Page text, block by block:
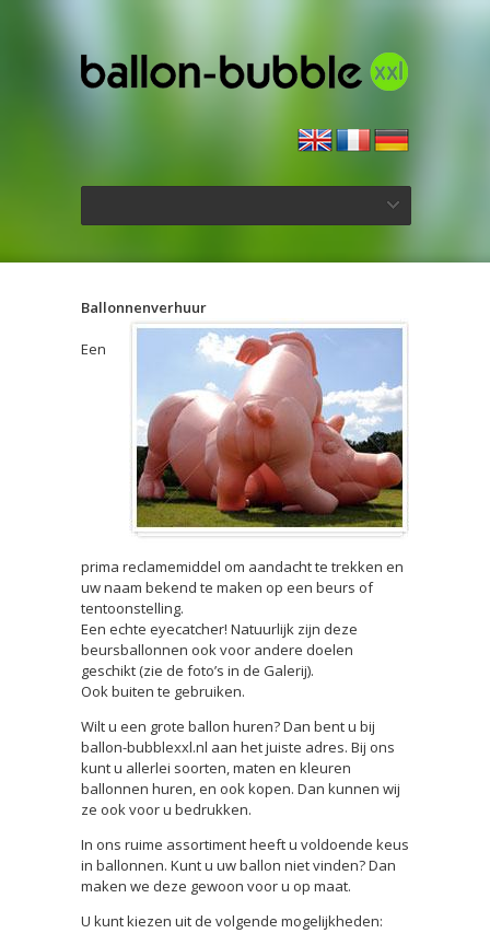
Ballonnenverhuur
Een
prima reclamemiddel om aandacht te trekken en
uw naam bekend te maken op een beurs of
tentoonstelling.
Een echte eyecatcher! Natuurlijk zijn deze
beursballonnen ook voor andere doelen
geschikt (zie de foto’s in de Galerij).
Ook buiten te gebruiken.
Wilt u een grote ballon huren? Dan bent u bij
ballon-bubblexxl.nl aan het juiste adres. Bij ons
kunt u allerlei soorten, maten en kleuren
ballonnen huren, en ook kopen. Dan kunnen wij
ze ook voor u bedrukken.
In ons ruime assortiment heeft u voldoende keus
in ballonnen. Kunt u uw ballon niet vinden? Dan
maken we deze gewoon voor u op maat.
U kunt kiezen uit de volgende mogelijkheden: